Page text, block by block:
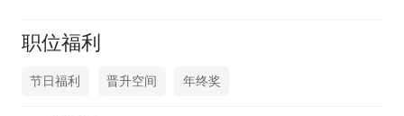
职位福利
节日福利 晋升空间 年终奖